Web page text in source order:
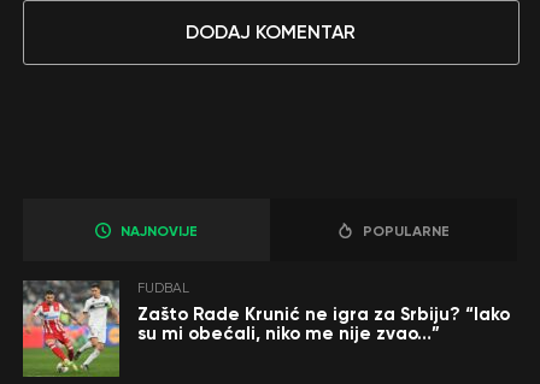
DODAJ KOMENTAR
NAJNOVIJE POPULARNE
FUDBAL
Zašto Rade Krunić ne igra za Srbiju? “Iako
su mi obećali, niko me nije zvao…”